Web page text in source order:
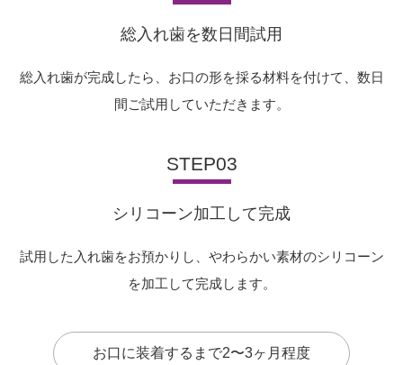
総入れ歯を数日間試用
総入れ歯が完成したら、お口の形を採る材料を付けて、数日
間ご試用していただきます。
STEP03
シリコーン加工して完成
試用した入れ歯をお預かりし、やわらかい素材のシリコーン
を加工して完成します。
お口に装着するまで2〜3ヶ月程度